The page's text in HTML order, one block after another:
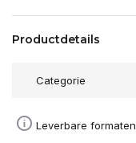
Productdetails
Categorie
Leverbare formaten